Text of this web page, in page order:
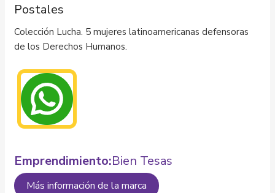
Postales
Colección Lucha. 5 mujeres latinoamericanas defensoras
de los Derechos Humanos.
Emprendimiento:Bien Tesas
Más información de la marca